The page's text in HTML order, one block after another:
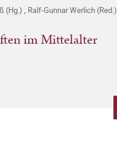
(Hg.) Ralf-Gunnar Werlich (Red.)
im Mittelalter